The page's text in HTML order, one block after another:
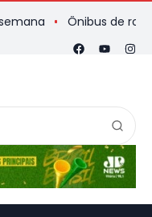
Ônibus de romeiros